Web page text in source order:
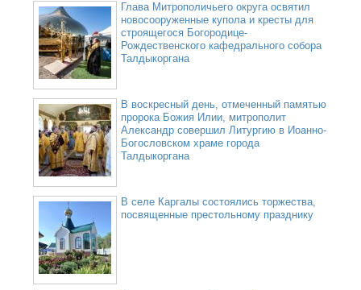
Глава Митрополичьего округа освятил
новосооруженные купола и кресты для
строящегося Богородице-
Рождественского кафедрального собора
Талдыкоргана
В воскресный день, отмеченный памятью
пророка Божия Илии, митрополит
Александр совершил Литургию в Иоанно-
Богословском храме города
Талдыкоргана
В селе Каргалы состоялись торжества,
посвященные престольному празднику